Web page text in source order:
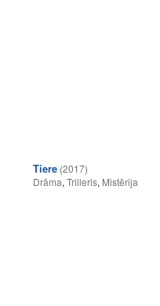
Tiere (2017)
Drāma, Trilleris, Mistērija